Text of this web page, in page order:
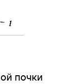
почки